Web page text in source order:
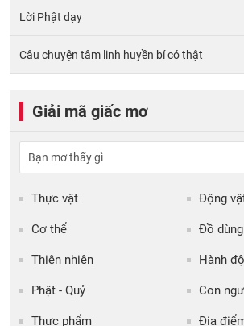
Lời Phật dạy
Câu chuyện tâm linh huyền bí có thật
Giải mã giấc mơ
Thực vật Động
Cơ thể Đồ dùng
Thiên nhiên Hành
Phật - Quỷ Con
Thực phẩm Địa